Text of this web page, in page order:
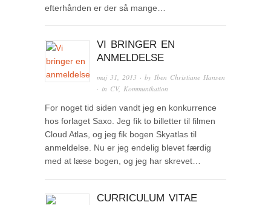
efterhånden er der så mange…
VI BRINGER EN
ANMELDELSE
maj 31, 2013 · by Iben Christiane Hansen
· in CV, Kommunikation
For noget tid siden vandt jeg en konkurrence
hos forlaget Saxo. Jeg fik to billetter til filmen
Cloud Atlas, og jeg fik bogen Skyatlas til
anmeldelse. Nu er jeg endelig blevet færdig
med at læse bogen, og jeg har skrevet…
CURRICULUM VITAE